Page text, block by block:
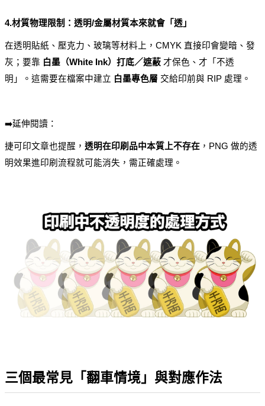
4.材質物理限制：透明/金屬材質本來就會「透」
在透明貼紙、壓克力、玻璃等材料上，CMYK 直接印會變暗、發
灰；要靠 白墨（White Ink）打底／遮蔽 才保色、才「不透
明」。這需要在檔案中建立 白墨專色層 交給印前與 RIP 處理。
➡️延伸閱讀：
捷可印文章也提醒， 透明在印刷品中本質上不存在 ，PNG 做的透
明效果進印刷流程就可能消失，需正確處理。
三個最常見「翻車情境」與對應作法